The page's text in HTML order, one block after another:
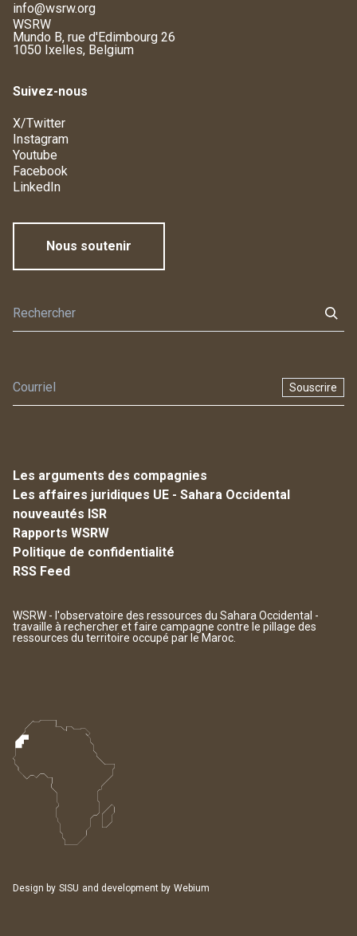
info@wsrw.org
WSRW
Mundo B, rue d'Edimbourg 26
1050 Ixelles, Belgium
Suivez-nous
X/Twitter
Instagram
Youtube
Facebook
LinkedIn
Nous soutenir
Souscrire
Les arguments des compagnies
Les affaires juridiques UE - Sahara Occidental
nouveautés ISR
Rapports WSRW
Politique de confidentialité
RSS Feed
WSRW - l'observatoire des ressources du Sahara Occidental -
travaille à rechercher et faire campagne contre le pillage des
ressources du territoire occupé par le Maroc.
Design by SISU and development by Webium